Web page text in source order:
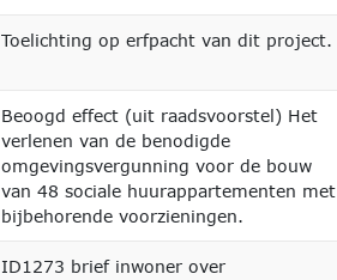
Toelichting op erfpacht van dit project.
Beoogd effect (uit raadsvoorstel) Het
verlenen van de benodigde
omgevingsvergunning voor de bouw
van 48 sociale huurappartementen met
bijbehorende voorzieningen.
ID1273 brief inwoner over